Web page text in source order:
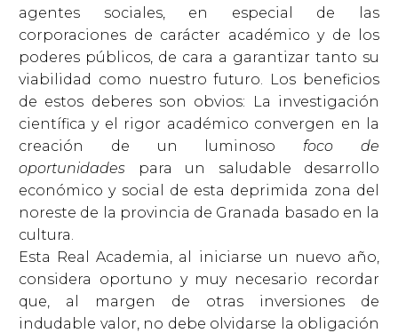
agentes sociales, en especial de las
corporaciones de carácter académico y de los
poderes públicos, de cara a garantizar tanto su
viabilidad como nuestro futuro. Los beneficios
de estos deberes son obvios: La investigación
científica y el rigor académico convergen en la
creación de un luminoso
foco de
oportunidades
para un saludable desarrollo
económico y social de esta deprimida zona del
noreste de la provincia de Granada basado en la
cultura.
Esta Real Academia, al iniciarse un nuevo año,
considera oportuno y muy necesario recordar
que, al margen de otras inversiones de
indudable valor, no debe olvidarse la obligación